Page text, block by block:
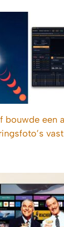
bouwde een